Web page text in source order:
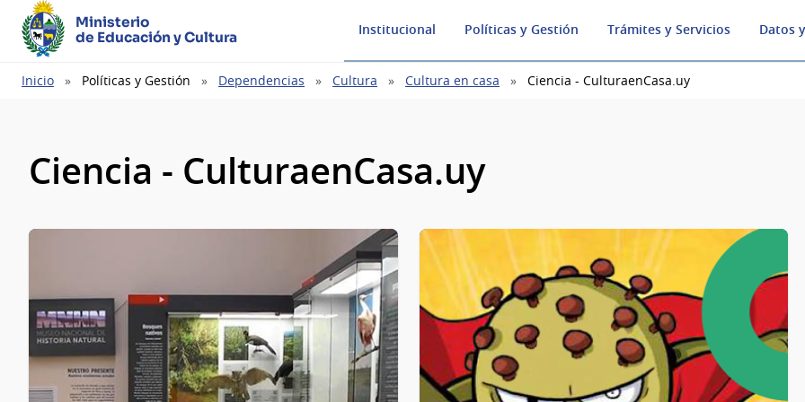
Ministerio
de Educación y Cultura
Institucional Políticas y Gestión Trámites y Servicios Datos
Ruta
Inicio Políticas y Gestión Dependencias Cultura Cultura en casa Ciencia - CulturaenCasa.uy
Ciencia - CulturaenCasa.uy